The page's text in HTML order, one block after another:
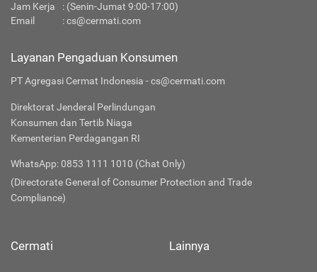
Jam Kerja
: (Senin-Jumat 9:00-17:00)
Email
:cs@cermati.com
Layanan Pengaduan Konsumen
PT Agregasi Cermat Indonesia - cs@cermati.com
Direktorat Jenderal Perlindungan
Konsumen dan Tertib Niaga
Kementerian Perdagangan RI
WhatsApp: 0853 1111 1010 (Chat Only)
(Directorate General of Consumer Protection and Trade
Compliance)
Cermati Lainnya